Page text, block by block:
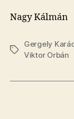
Nagy Kálmán
Tags
Gergely
Viktor Orbán